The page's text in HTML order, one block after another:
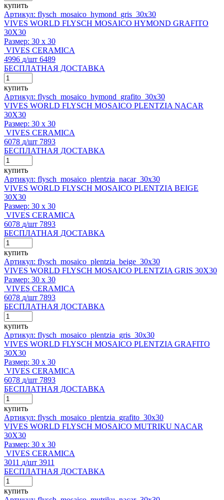
купить
Артикул: flysch_mosaico_hymond_gris_30x30
VIVES WORLD FLYSCH MOSAICO HYMOND GRAFITO
30X30
Размер: 30 x 30
VIVES CERAMICA
4996 д/шт 6489
БЕСПЛАТНАЯ ДОСТАВКА
купить
Артикул: flysch_mosaico_hymond_grafito_30x30
VIVES WORLD FLYSCH MOSAICO PLENTZIA NACAR
30X30
Размер: 30 x 30
VIVES CERAMICA
6078 д/шт 7893
БЕСПЛАТНАЯ ДОСТАВКА
купить
Артикул: flysch_mosaico_plentzia_nacar_30x30
VIVES WORLD FLYSCH MOSAICO PLENTZIA BEIGE
30X30
Размер: 30 x 30
VIVES CERAMICA
6078 д/шт 7893
БЕСПЛАТНАЯ ДОСТАВКА
купить
Артикул: flysch_mosaico_plentzia_beige_30x30
VIVES WORLD FLYSCH MOSAICO PLENTZIA GRIS 30X30
Размер: 30 x 30
VIVES CERAMICA
6078 д/шт 7893
БЕСПЛАТНАЯ ДОСТАВКА
купить
Артикул: flysch_mosaico_plentzia_gris_30x30
VIVES WORLD FLYSCH MOSAICO PLENTZIA GRAFITO
30X30
Размер: 30 x 30
VIVES CERAMICA
6078 д/шт 7893
БЕСПЛАТНАЯ ДОСТАВКА
купить
Артикул: flysch_mosaico_plentzia_grafito_30x30
VIVES WORLD FLYSCH MOSAICO MUTRIKU NACAR
30X30
Размер: 30 x 30
VIVES CERAMICA
3011 д/шт 3911
БЕСПЛАТНАЯ ДОСТАВКА
купить